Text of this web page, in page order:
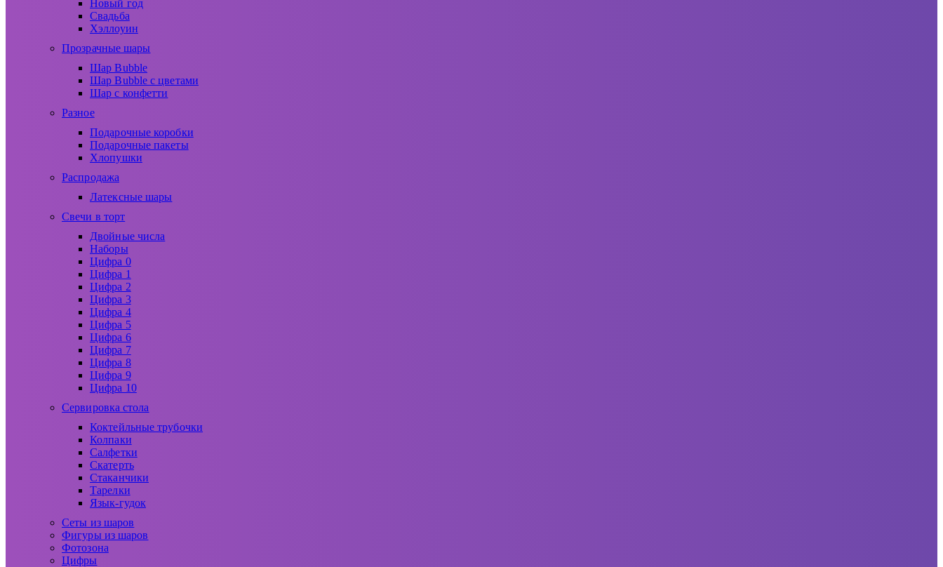
Новый год
Свадьба
Хэллоуин
Прозрачные шары
Шар Bubble
Шар Bubble с цветами
Шар с конфетти
Разное
Подарочные коробки
Подарочные пакеты
Хлопушки
Распродажа
Латексные шары
Свечи в торт
Двойные числа
Наборы
Цифра 0
Цифра 1
Цифра 2
Цифра 3
Цифра 4
Цифра 5
Цифра 6
Цифра 7
Цифра 8
Цифра 9
Цифра 10
Сервировка стола
Коктейльные трубочки
Колпаки
Салфетки
Скатерть
Стаканчики
Тарелки
Язык-гудок
Сеты из шаров
Фигуры из шаров
Фотозона
Цифры